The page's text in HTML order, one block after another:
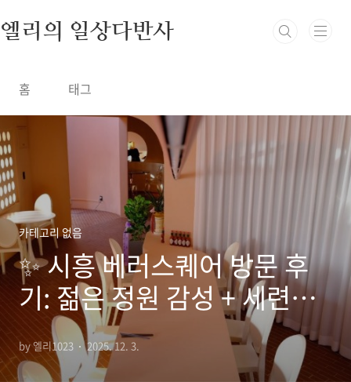
엘리의 일상다반사
홈 태그
카테고리 없음
✨ 시흥 베러스퀘어 방문 후
기: 젊은 정원 감성 + 세련된
인테리어, 그리고 블루리본서
베이 2025 선정까지
by 엘리1023 2025. 12. 3.